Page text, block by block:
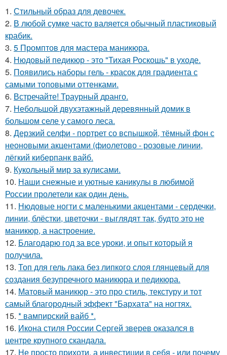
1. Стильный образ для девочек.
2. В любой сумке часто валяется обычный пластиковый
крабик.
3. 5 Промптов для мастера маникюра.
4. Нюдовый педикюр - это "Тихая Роскошь" в уходе.
5. Появились наборы гель - красок для градиента с
самыми топовыми оттенками.
6. Встречайте! Траурный дранго.
7. Небольшой двухэтажный деревянный домик в
большом селе у самого леса.
8. Дерзкий селфи - портрет со вспышкой, тёмный фон с
неоновыми акцентами (фиолетово - розовые линии,
лёгкий киберпанк вайб.
9. Кукольный мир за кулисами.
10. Наши снежные и уютные каникулы в любимой
России пролетели как один день.
11. Нюдовые ногти с маленькими акцентами - сердечки,
линии, блёстки, цветочки - выглядят так, будто это не
маникюр, а настроение.
12. Благодарю год за все уроки, и опыт который я
получила.
13. Топ для гель лака без липкого слоя глянцевый для
создания безупречного маникюра и педикюра.
14. Матовый маникюр - это про стиль, текстуру и тот
самый благородный эффект "Бархата" на ногтях.
15. * вампирский вайб *.
16. Икона стиля России Сергей зверев оказался в
центре крупного скандала.
17. Не просто прихоти, а инвестиции в себя - или почему